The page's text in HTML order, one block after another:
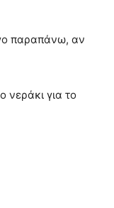
παραπάνω, αν
νεράκι για το